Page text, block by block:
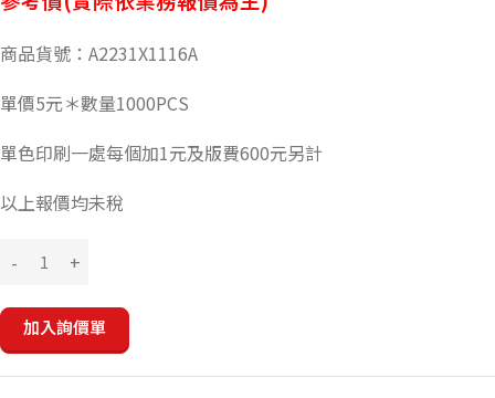
商品貨號：A2231X1116A
單價5元＊數量1000PCS
單色印刷一處每個加1元及版費600元另計
以上報價均未稅
加入詢價單